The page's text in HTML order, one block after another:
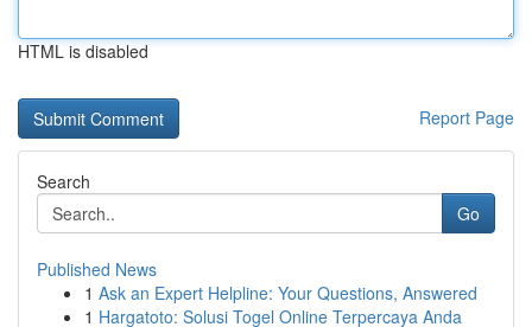
HTML is disabled
Report Page
Search
Go
Published News
1 Ask an Expert Helpline: Your Questions, Answered
1 Hargatoto: Solusi Togel Online Terpercaya Anda